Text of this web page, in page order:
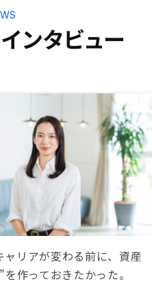
ンタビュー
ャリアが変わる前に、資産
作っておきたかった。